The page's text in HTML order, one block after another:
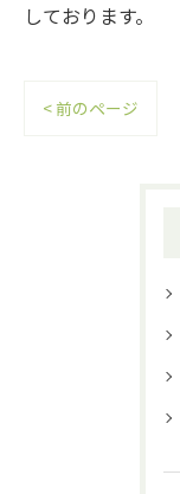
しております。
< 前のページ